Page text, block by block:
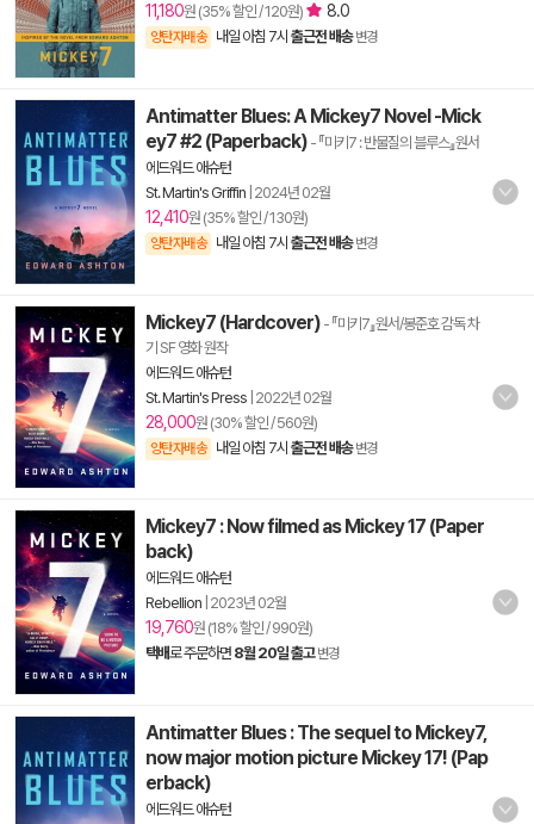
11,180원 (35% 할인 / 120원) 8.0
양탄자배송 내일 아침 7시 출근전 배송 변경
Antimatter Blues: A Mickey7 Novel -Mick
ey7 #2 (Paperback) - 『미키7 : 반물질의 블루스』원서
에드워드 애슈턴
St. Martin's Griffin 2024년 02월
12,410원 (35% 할인 / 130원)
양탄자배송 내일 아침 7시 출근전 배송 변경
Mickey7 (Hardcover) - 『미키7』원서/봉준호 감독 차
기 SF 영화 원작
에드워드 애슈턴
St. Martin's Press 2022년 02월
28,000원 (30% 할인 / 560원)
양탄자배송 내일 아침 7시 출근전 배송 변경
Mickey7 : Now filmed as Mickey 17 (Paper
back)
에드워드 애슈턴
Rebellion 2023년 02월
19,760원 (18% 할인 / 990원)
택배로 주문하면 8월 20일 출고 변경
Antimatter Blues : The sequel to Mickey7,
now major motion picture Mickey 17! (Pap
erback)
에드워드 애슈턴